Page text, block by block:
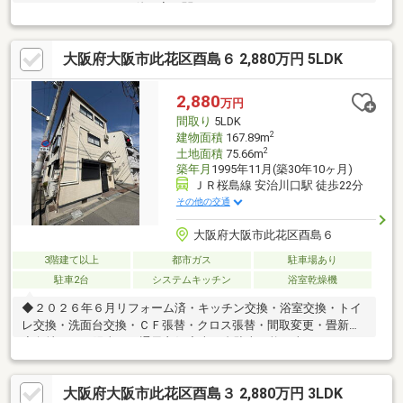
でもお気軽にご相談ください！経験豊富なスタッフがお話お伺い
します！資料をお求めの方はオレンジのマークをクリック！ご相
談やお急ぎのお客様は【お電話】でお問い合わせください！▼お
問い合わせはこちら▼TEL：0120-194830※SUUMOの予約システ
ム上、ご予約いただいたお時間からご変更のご相談をさせていた
だく場合がございます。ご了承よろしくお願いいたします
大阪府大阪市此花区酉島６ 2,880万円 5LDK
2,880万円
間取り 5LDK
建物面積167.89m2
土地面積75.66m2
築年月 1995年11月(築30年10ヶ月)
ＪＲ桜島線 安治川口駅 徒歩22分
その他の交通
大阪府大阪市此花区酉島６
3階建て以上 都市ガス
駐車場あり
駐車2台
システムキッチン 浴室乾燥機
◆２０２６年６月リフォーム済・キッチン交換・浴室交換・トイ
レ交換・洗面台交換・ＣＦ張替・クロス張替・間取変更・畳新調
◆ご家族みんながゆったりくつろげる広々リビング◆季節物の衣
類もスッキリ収納できるウォークインクロゼット◆後片付けもラ
クラクな食器洗乾燥機付◆ゆとりの洗面スペースで朝の身支度も
大阪府大阪市此花区酉島３ 2,880万円 3LDK